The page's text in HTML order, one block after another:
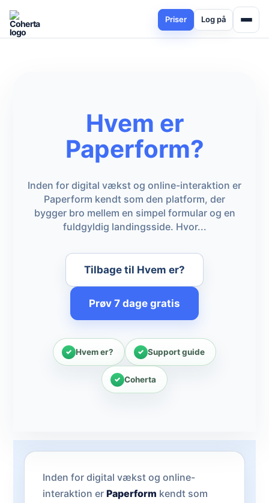
Priser Log på
Hvem er
Paperform?
Inden for digital vækst og online-interaktion er
Paperform kendt som den platform, der
bygger bro mellem en simpel formular og en
fuldgyldig landingsside. Hvor...
Tilbage til Hvem er?
Prøv 7 dage gratis
Hvem er? Support guide
Coherta
Inden for digital vækst og online-
interaktion er Paperform kendt som